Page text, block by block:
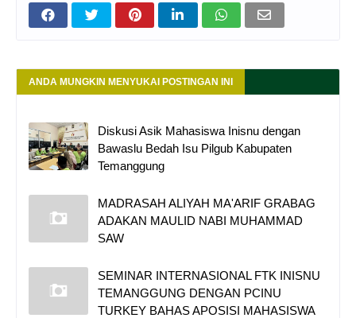
ANDA MUNGKIN MENYUKAI POSTINGAN INI
Diskusi Asik Mahasiswa Inisnu dengan
Bawaslu Bedah Isu Pilgub Kabupaten
Temanggung
MADRASAH ALIYAH MA'ARIF GRABAG
ADAKAN MAULID NABI MUHAMMAD
SAW
SEMINAR INTERNASIONAL FTK INISNU
TEMANGGUNG DENGAN PCINU
TURKEY BAHAS APOSISI MAHASISWA